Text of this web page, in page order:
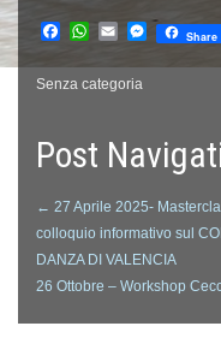
Facebook
WhatsApp
Email Share
Senza categoria
Post
← 27 Aprile 2025-
colloquio informativo sul
DANZA DI VALENCIA
26 Ottobre – Workshop